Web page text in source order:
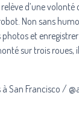
d’une
Non sans
et enregistrer
sur trois roues,
à San Francisco /